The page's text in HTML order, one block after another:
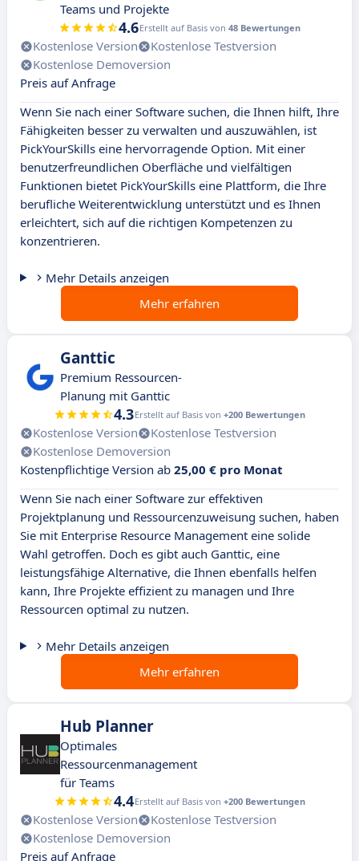
Teams und Projekte
4.6Erstellt auf Basis von 48 Bewertungen
Kostenlose Version
Kostenlose Testversion
Kostenlose Demoversion
Preis auf Anfrage
Wenn Sie nach einer Software suchen, die Ihnen hilft, Ihre
Fähigkeiten besser zu verwalten und auszuwählen, ist
PickYourSkills eine hervorragende Option. Mit einer
benutzerfreundlichen Oberfläche und vielfältigen
Funktionen bietet PickYourSkills eine Plattform, die Ihre
berufliche Weiterentwicklung unterstützt und es Ihnen
erleichtert, sich auf die richtigen Kompetenzen zu
konzentrieren.
Mehr Details anzeigen
Mehr erfahren
Ganttic
Premium Ressourcen-
Planung mit Ganttic
4.3Erstellt auf Basis von +200 Bewertungen
Kostenlose Version
Kostenlose Testversion
Kostenlose Demoversion
Kostenpflichtige Version ab 25,00 € pro Monat
Wenn Sie nach einer Software zur effektiven
Projektplanung und Ressourcenzuweisung suchen, haben
Sie mit Enterprise Resource Management eine solide
Wahl getroffen. Doch es gibt auch Ganttic, eine
leistungsfähige Alternative, die Ihnen ebenfalls helfen
kann, Ihre Projekte effizient zu managen und Ihre
Ressourcen optimal zu nutzen.
Mehr Details anzeigen
Mehr erfahren
Hub Planner
Optimales
Ressourcenmanagement
für Teams
4.4Erstellt auf Basis von +200 Bewertungen
Kostenlose Version
Kostenlose Testversion
Kostenlose Demoversion
Preis auf Anfrage